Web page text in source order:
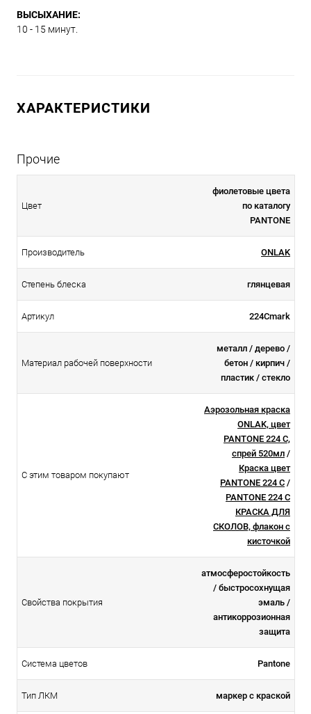
ВЫСЫХАНИЕ:
10 - 15 минут.
ХАРАКТЕРИСТИКИ
Прочие
Цвет
фиолетовые цвета
по каталогу
PANTONE
Производитель ONLAK
Степень блеска глянцевая
Артикул 224Cmark
Материал рабочей поверхности
металл / дерево /
бетон / кирпич /
пластик / стекло
С этим товаром покупают
Аэрозольная краска
ONLAK, цвет
PANTONE 224 C,
спрей 520мл /
Краска цвет
PANTONE 224 C /
PANTONE 224 C
КРАСКА ДЛЯ
СКОЛОВ, флакон с
кисточкой
Свойства покрытия
атмосферостойкоcть
/ быстросохнущая
эмаль /
антикоррозионная
защита
Система цветов Pantone
Тип ЛКМ маркер с краской